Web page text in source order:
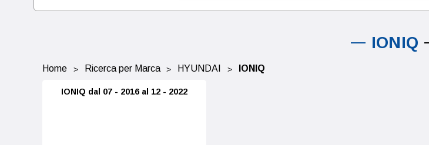
IONIQ
Home Ricerca per Marca HYUNDAI IONIQ
IONIQ dal 07 - 2016 al 12 - 2022